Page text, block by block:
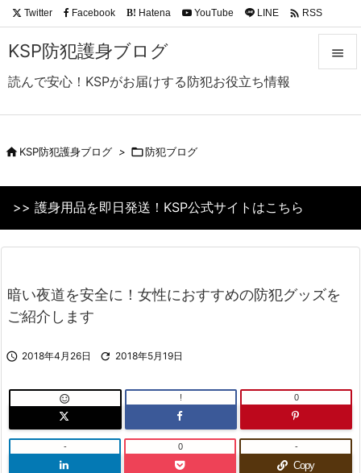
KSP防犯護身ブログ
読んで安心！KSPがお届けする防犯お役立ち情報

前へ
次へ
Twitter Facebook B! Hatena YouTube LINE  RSS
KSP防犯護身ブログ > 防犯ブログ
>> 護身用品を即日発送！KSP公式サイトはこちら
暗い夜道を安全に！女性におすすめの防犯グッズを
ご紹介します
 2018年4月26日  2018年5月19日
 ! 0
- 0
Copy
-